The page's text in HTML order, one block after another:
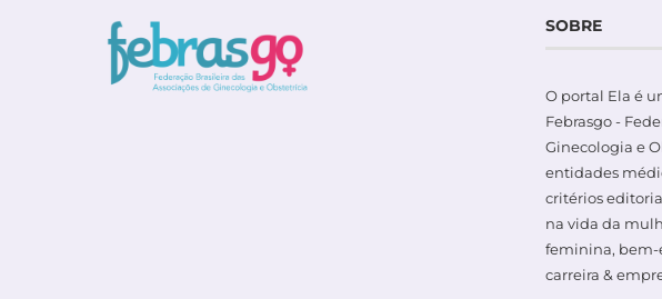
SOBRE
O portal Ela é
Febrasgo -
Ginecologia e
entidades
critérios
na vida da
feminina, bem-
carreira &